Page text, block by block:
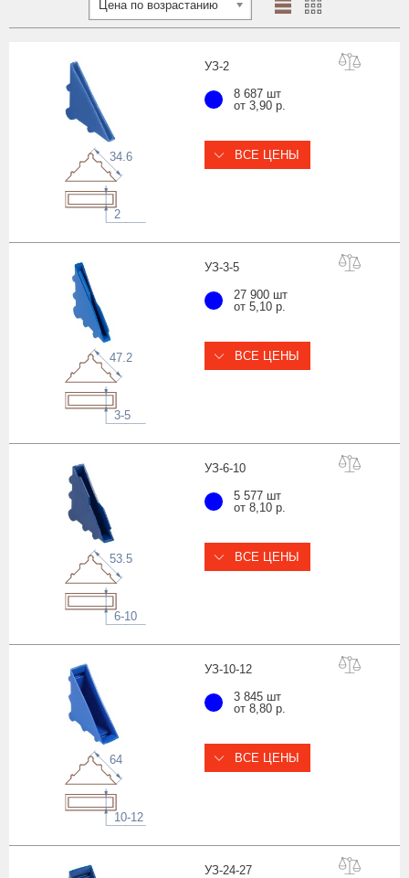
Цена по возрастанию
УЗ-2
34.6
2
8 687 шт
от 3,90 р.
ВСЕ ЦЕНЫ
УЗ-3-5
47.2
3-5
27 900 шт
от 5,10 р.
ВСЕ ЦЕНЫ
УЗ-6-10
53.5
6-10
5 577 шт
от 8,10 р.
ВСЕ ЦЕНЫ
УЗ-10-12
64
10-12
3 845 шт
от 8,80 р.
ВСЕ ЦЕНЫ
УЗ-24-27